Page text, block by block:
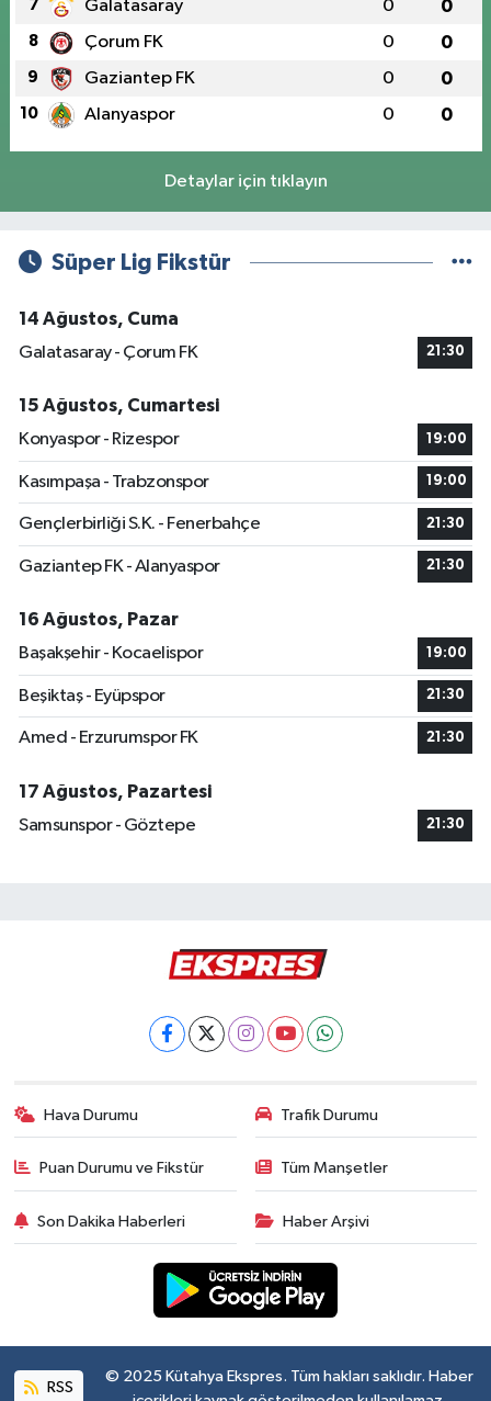
7 Galatasaray 0 0
8 Çorum FK 0 0
9 Gaziantep FK 0 0
10 Alanyaspor 0 0
Detaylar için tıklayın
Süper Lig Fikstür
14 Ağustos, Cuma
Galatasaray - Çorum FK
21:30
15 Ağustos, Cumartesi
Konyaspor - Rizespor
19:00
Kasımpaşa - Trabzonspor 19:00
Gençlerbirliği S.K. - Fenerbahçe 21:30
Gaziantep FK - Alanyaspor 21:30
16 Ağustos, Pazar
Başakşehir - Kocaelispor
19:00
Beşiktaş - Eyüpspor 21:30
Amed - Erzurumspor FK 21:30
17 Ağustos, Pazartesi
Samsunspor - Göztepe
21:30
Hava Durumu Trafik Durumu
Puan Durumu ve Fikstür Tüm Manşetler
Son Dakika Haberleri Haber Arşivi
RSS
© 2025 Kütahya Ekspres. Tüm hakları saklıdır. Haber